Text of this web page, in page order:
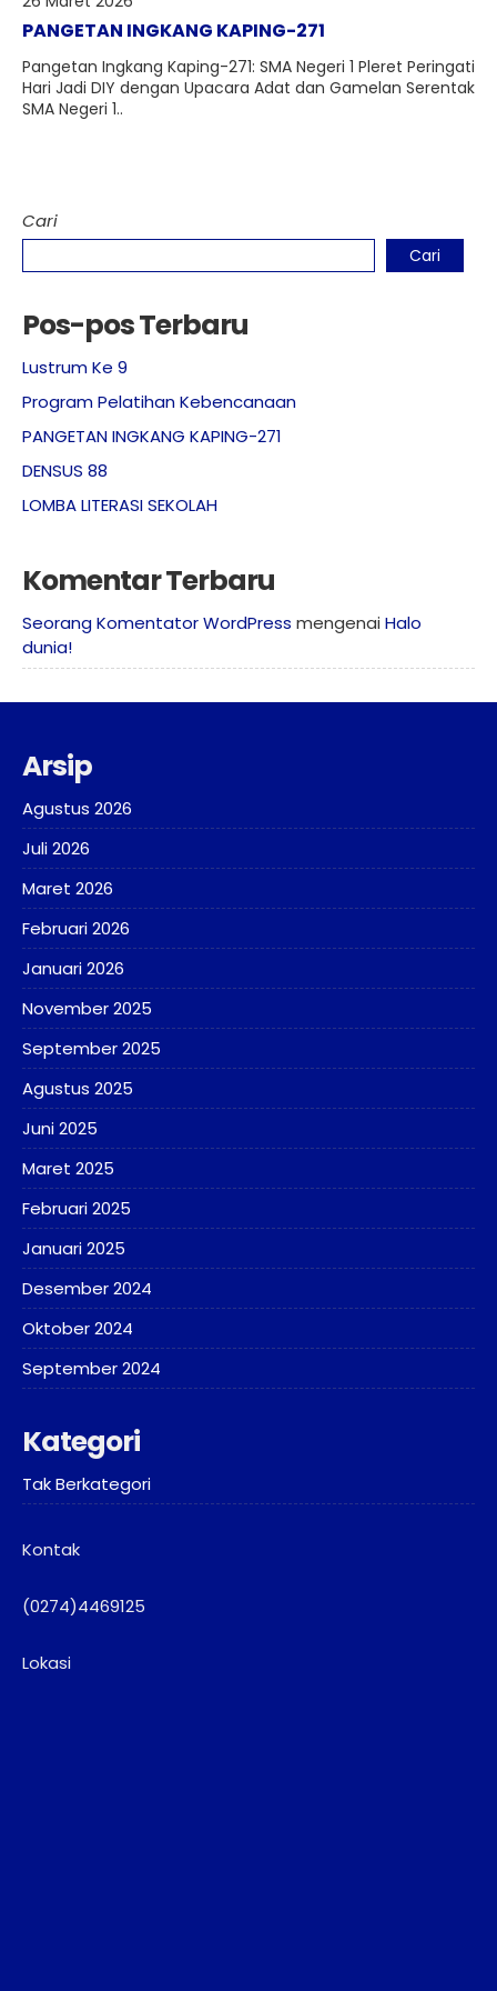
PANGETAN INGKANG KAPING-271
Pangetan Ingkang Kaping-271: SMA Negeri 1 Pleret Peringati
Hari Jadi DIY dengan Upacara Adat dan Gamelan Serentak
SMA Negeri 1..
Cari
Cari
Pos-pos Terbaru
Lustrum Ke 9
Program Pelatihan Kebencanaan
PANGETAN INGKANG KAPING-271
DENSUS 88
LOMBA LITERASI SEKOLAH
Komentar Terbaru
Seorang Komentator WordPress mengenai Halo
dunia!
Arsip
Agustus 2026
Juli 2026
Maret 2026
Februari 2026
Januari 2026
November 2025
September 2025
Agustus 2025
Juni 2025
Maret 2025
Februari 2025
Januari 2025
Desember 2024
Oktober 2024
September 2024
Kategori
Tak Berkategori
Kontak
(0274)4469125
Lokasi